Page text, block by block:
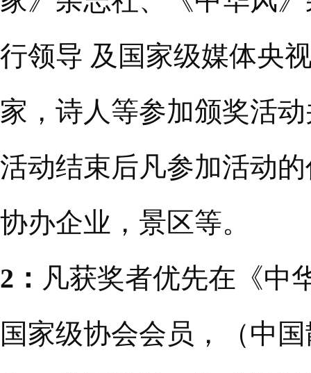
行领导 及国家级媒体央
家，诗人等参加颁奖活
活动结束后凡参加活动
协办企业，景区等。
2： 凡获奖者优先在《中
国家级协会会员，（中